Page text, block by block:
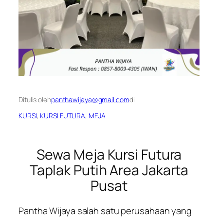
Ditulis olehpanthawijaya@gmail.comdi
KURSI, KURSI FUTURA, MEJA
Sewa Meja Kursi Futura
Taplak Putih Area Jakarta
Pusat
Pantha Wijaya salah satu perusahaan yang